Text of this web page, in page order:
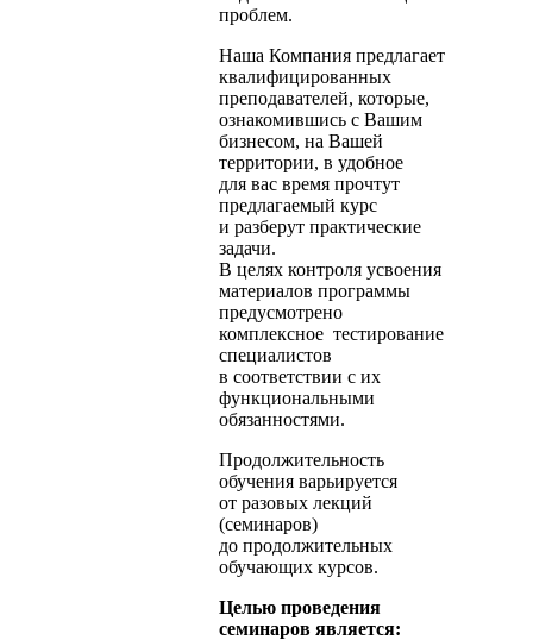
проблем.
Наша Компания предлагает
квалифицированных
преподавателей, которые,
ознакомившись с Вашим
бизнесом, на Вашей
территории, в удобное
для вас время прочтут
предлагаемый курс
и разберут практические
задачи.
В целях контроля усвоения
материалов программы
предусмотрено
комплексное тестирование
специалистов
в соответствии с их
функциональными
обязанностями.
Продолжительность
обучения варьируется
от разовых лекций
(семинаров)
до продолжительных
обучающих курсов.
Целью проведения
семинаров является: